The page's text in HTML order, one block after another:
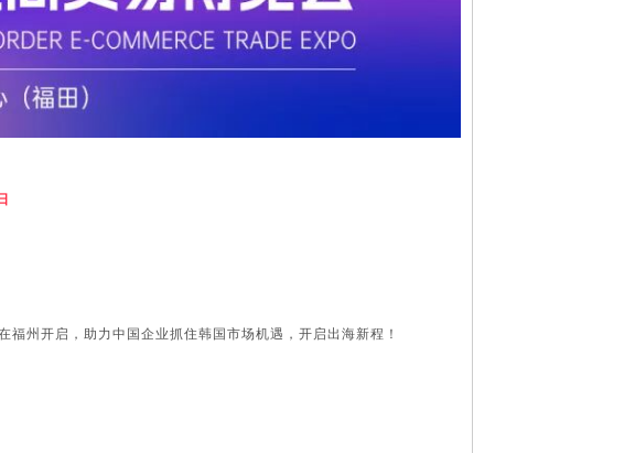
福州开启，助力中国企业抓住韩国市场机遇，开启出海新程！